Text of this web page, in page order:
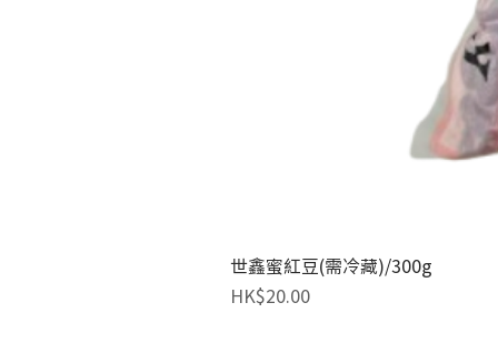
世鑫蜜紅豆(需冷藏)/300g
價格
HK$20.00